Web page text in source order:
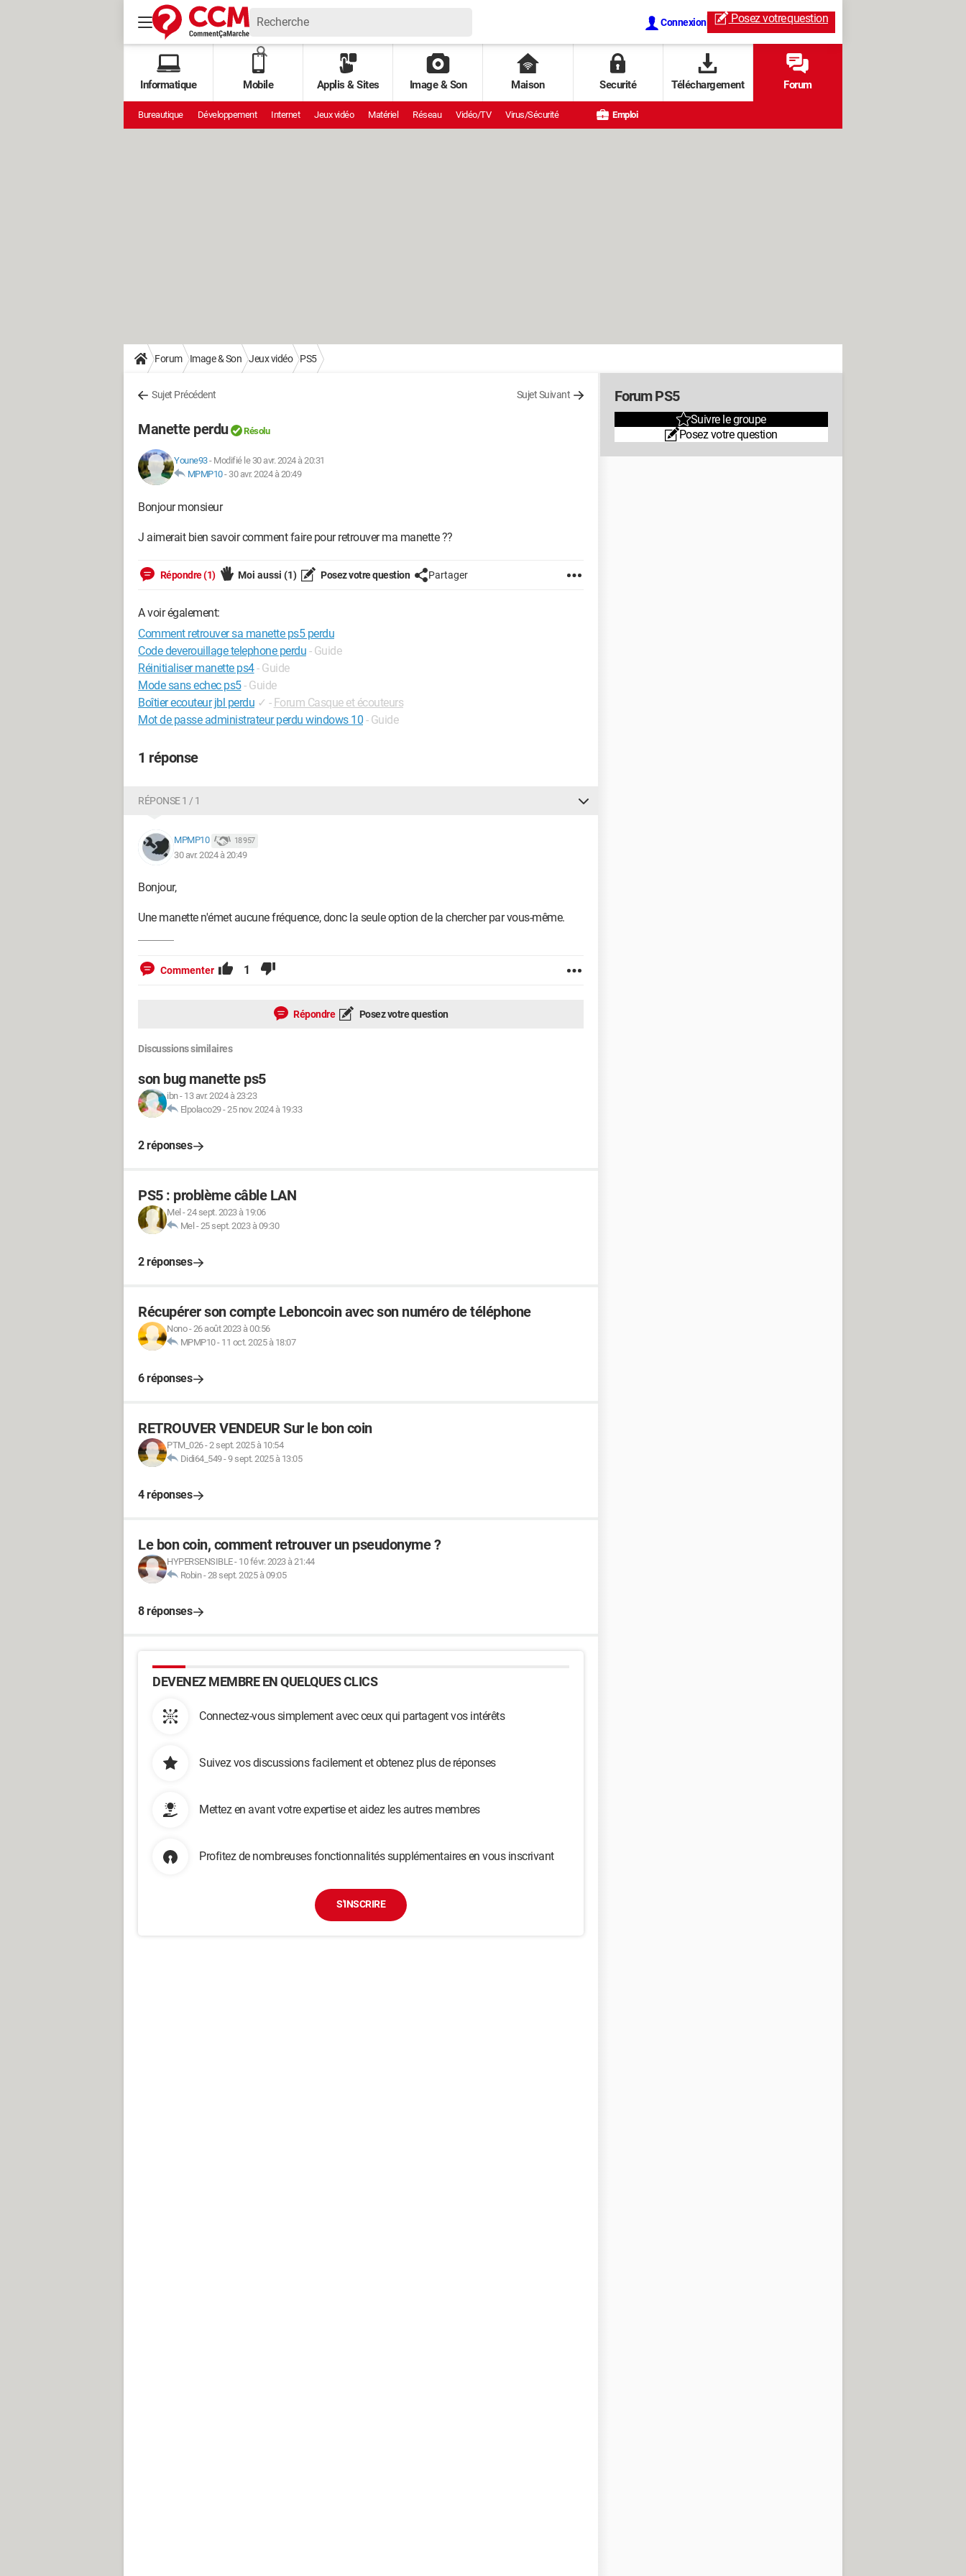
Connexion Posez votrequestion
Informatique Mobile Applis & Sites Image & Son Maison Securité Téléchargement Forum
Bureautique Développement Internet Jeux vidéo Matériel Réseau Vidéo/TV Virus/Sécurité Emploi
Forum Image & Son Jeux vidéo PS5
Sujet Précédent Sujet Suivant
Manette perdu Résolu
Youne93- Modifié le 30 avr. 2024 à 20:31
MPMP10- 30 avr. 2024 à 20:49
Bonjour monsieur
J aimerait bien savoir comment faire pour retrouver ma manette ??
Répondre (1) Moi aussi (1) Posez votre question Partager
A voir également:
Comment retrouver sa manette ps5 perdu
Code deverouillage telephone perdu - Guide
Réinitialiser manette ps4- Guide
Mode sans echec ps5- Guide
Boîtier ecouteur jbl perdu ✓ - Forum Casque et écouteurs
Mot de passe administrateur perdu windows 10 - Guide
1 réponse
RÉPONSE 1 / 1
MPMP10 18 957
30 avr. 2024 à 20:49
Bonjour,
Une manette n'émet aucune fréquence, donc la seule option de la chercher par vous-même.
Commenter 1
Répondre Posez votre question
Discussions similaires
son bug manette ps5
ibn- 13 avr. 2024 à 23:23
Elpolaco29-25 nov. 2024 à 19:33
2 réponses
PS5 : problème câble LAN
Mel -24 sept. 2023 à 19:06
Mel -25 sept. 2023 à 09:30
2 réponses
Récupérer son compte Leboncoin avec son numéro de téléphone
Nono-26 août 2023 à 00:56
MPMP10- 11 oct. 2025 à 18:07
6 réponses
RETROUVER VENDEUR Sur le bon coin
PTM_026-2 sept. 2025 à 10:54
Didi64_549-9 sept. 2025 à 13:05
4 réponses
Le bon coin, comment retrouver un pseudonyme ?
HYPERSENSIBLE- 10 févr. 2023 à 21:44
Robin-28 sept. 2025 à 09:05
8 réponses
DEVENEZ MEMBRE EN QUELQUES CLICS
Connectez-vous simplement avec ceux qui partagent vos intérêts
Suivez vos discussions facilement et obtenez plus de réponses
Mettez en avant votre expertise et aidez les autres membres
Profitez de nombreuses fonctionnalités supplémentaires en vous inscrivant
S'INSCRIRE
Forum PS5
Suivre le groupe
Posez votre question